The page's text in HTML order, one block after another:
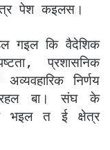
पेश कइलस।
गइल कि वैदेशिक
प्रशासनिक
निर्णय
बा। संघ के
भइल त ई क्षेत्र